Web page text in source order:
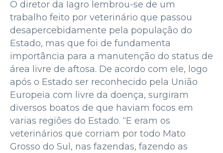
O diretor da Iagro lembrou-se de um
trabalho feito por veterinário que passou
desapercebidamente pela população do
Estado, mas que foi de fundamenta
importância para a manutenção do status de
área livre de aftosa. De acordo com ele, logo
após o Estado ser reconhecido pela União
Europeia com livre da doença, surgiram
diversos boatos de que haviam focos em
varias regiões do Estado. “E eram os
veterinários que corriam por todo Mato
Grosso do Sul, nas fazendas, fazendo as